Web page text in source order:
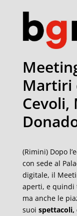
Martiri
Cevoli,
(Rimini) Dopo
con sede al
digitale, il
aperti, e quindi
ma anche le
suoi spettacoli,